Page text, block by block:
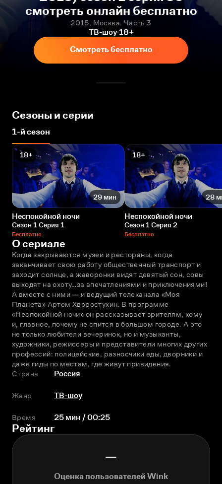
смотреть онлайн бесплатно
2015, Москва. Часть 3
ТВ-шоу 18+
Смотреть бесплатно
Сезоны и серии
1-й сезон
18+
29 мин
Неспокойной ночи
Сезон 1 Серия 1
Бесплатно
18+
28
Неспокойной ночи
Сезон 1 Серия 2
Бесплатно
О сериале
Когда закрываются музеи и рестораны, когда
заканчивает свою работу общественный транспорт и
заходит солнце, а жаворонки видят девятый сон, совы
выходят на охоту…за впечатлениями и приключениями!
А вместе с ними — и ведущий телеканала «Моя
Планета» Артем Хворостухин. В программе
«Неспокойной ночи» он рассказывает зрителям, кому
и, главное, почему не спится в большом городе. А это
не только любители вечеринок, но и музыканты,
художники, режиссеры и представители многих других
профессий: полицейские, разносчики еды, дворники и
даже гиды по местам, где живут привидения.
Страна
Россия
Жанр ТВ-шоу
Время 25 мин / 00:25
Рейтинг
—
Оценка пользователей Wink